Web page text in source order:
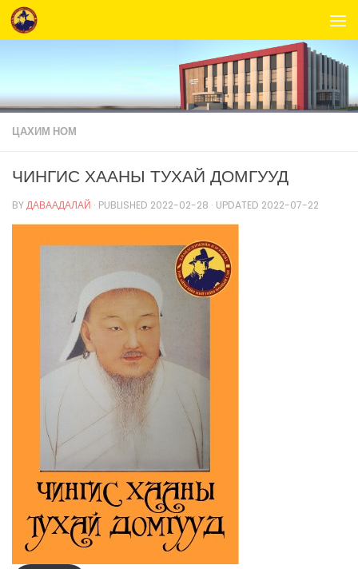
Skip to content
ЦАХИМ НОМ
ЧИНГИС ХААНЫ ТУХАЙ ДОМГУУД
BYДАВААДАЛАЙ · PUBLISHED 2022-02-28 · UPDATED 2022-07-22